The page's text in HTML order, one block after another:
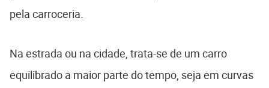
pela carroceria.
Na estrada ou na cidade, trata-se de um carro
equilibrado a maior parte do tempo, seja em curvas